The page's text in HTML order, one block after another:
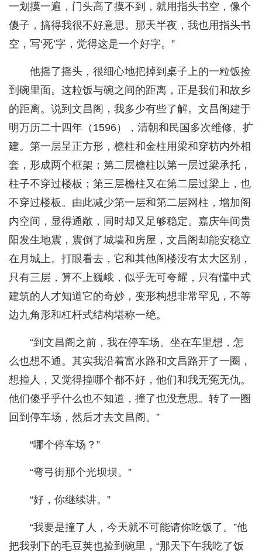
一划摸一遍，门头高了摸不到，就用指头书空，像个
傻子，搞得我很不好意思。那天半夜，我也用指头书
空，写‘死’字，觉得这是一个好字。”
他摇了摇头，很细心地把掉到桌子上的一粒饭捡
到碗里面。这粒饭与碗之间的距离，正是我们和故乡
的距离。说到文昌阁，我多少有些了解。文昌阁建于
明万历二十四年（1596），清朝和民国多次维修、扩
建。第一层呈正方形，檐柱和金柱用梁和穿枋内外相
套，形成两个框架；第二层檐柱以第一层过梁承托，
柱子不穿过楼板；第三层檐柱又在第二层过梁上，也
不穿过楼板。由此减少第一层和第二层网柱，增加阁
内空间，显得通敞，同时却又足够稳定。嘉庆年间贵
阳发生地震，震倒了城墙和房屋，文昌阁却能安稳立
在月城上。打眼看去，它和其他阁楼没有太大区别，
只有三层，算不上巍峨，似乎无可夸耀，只有懂中式
建筑的人才知道它的奇妙，变形构想非常罕见，不等
边九角形和杠杆式结构堪称一绝。
“到文昌阁之前，我在停车场。坐在车里想，怎
么也想不通。其实我沿着富水路和文昌路开了一圈，
想撞人，又觉得撞哪个都不好，他们和我无冤无仇。
他们傻乎乎什么也不知道，撞了也没意思。转了一圈
回到停车场，然后才去文昌阁。”
“哪个停车场？”
“弯弓街那个光坝坝。”
“好，你继续讲。”
“我要是撞了人，今天就不可能请你吃饭了。”他
把我剥下的毛豆荚也捡到碗里，“那天下午我吃了饭